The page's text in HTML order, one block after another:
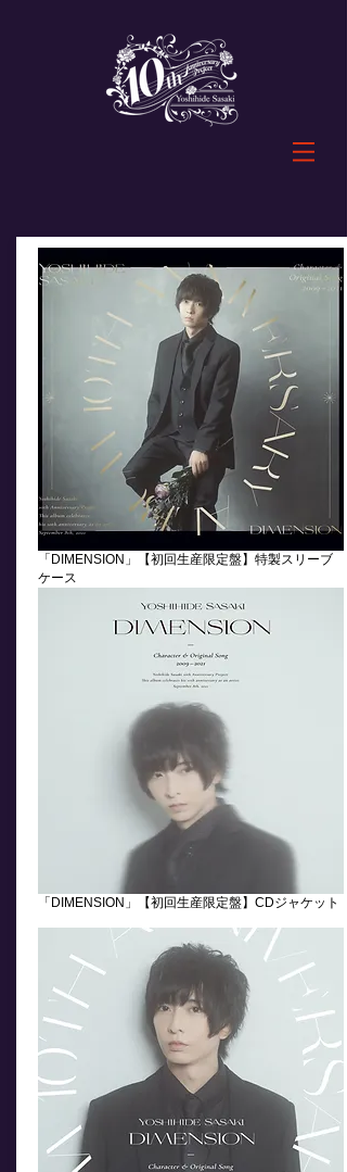
「DIMENSION」【初回生産限定盤】特製スリーブ
ケース
「DIMENSION」【初回生産限定盤】CDジャケット